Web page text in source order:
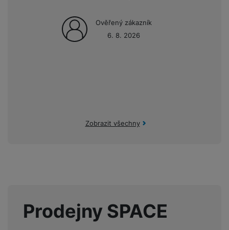
Ověřený zákazník
6. 8. 2026
Zobrazit všechny
Prodejny SPACE